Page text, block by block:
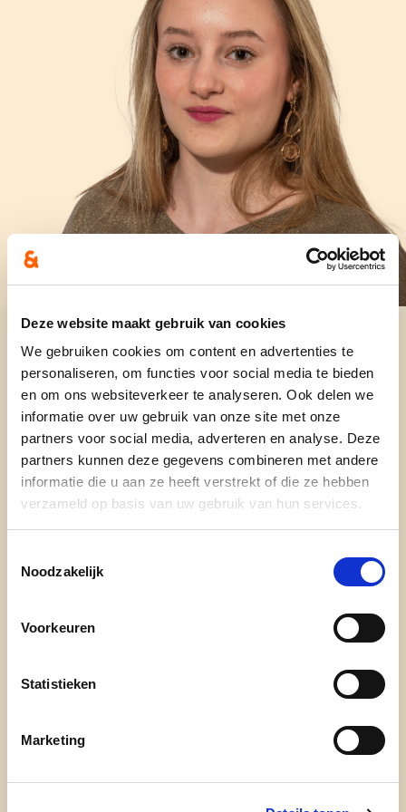
Deze website maakt gebruik van cookies
We gebruiken cookies om content en advertenties te
personaliseren, om functies voor social media te bieden
en om ons websiteverkeer te analyseren. Ook delen we
informatie over uw gebruik van onze site met onze
partners voor social media, adverteren en analyse. Deze
partners kunnen deze gegevens combineren met andere
informatie die u aan ze heeft verstrekt of die ze hebben
verzameld op basis van uw gebruik van hun services.
Noodzakelijk
Voorkeuren
Statistieken
Marketing
Keuzes voor een betere toekomst!
19 jaar, studente HO Gent
Ik sta in voor een eerlijk en rechtvaardig beleid,
wat inhoudt dat jongeren ook de kans
moeten krijgen om hun generatie te kunnen
veilige en leefbare stad voor zowel jongeren als
Ik streef naar veiliger verkeer voor fietsers alsook
stad.